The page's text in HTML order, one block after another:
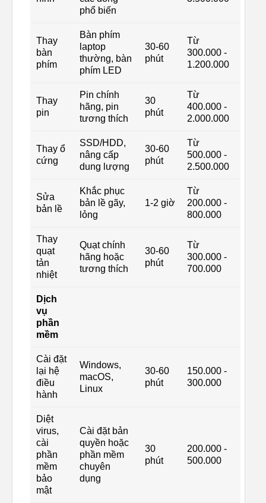
phổ biến
Thay
bàn
phím
Bàn phím
laptop
thường, bàn
phím LED
30-60
phút
Từ
300.000 -
1.200.000
Thay
pin
Pin chính
hãng, pin
tương thích
30
phút
Từ
400.000 -
2.000.000
Thay ổ
cứng
SSD/HDD,
nâng cấp
dung lượng
30-60
phút
Từ
500.000 -
2.500.000
Sửa
bản lề
Khắc phục
bản lề gãy,
lỏng
1-2 giờ
Từ
200.000 -
800.000
Thay
quạt
tản
nhiệt
Quạt chính
hãng hoặc
tương thích
30-60
phút
Từ
300.000 -
700.000
Dịch
vụ
phần
mềm
Cài đặt
lại hệ
điều
hành
Windows,
macOS,
Linux
30-60
phút
150.000 -
300.000
Diệt
virus,
cài
phần
mềm
bảo
mật
Cài đặt bản
quyền hoặc
phần mềm
chuyên
dụng
30
phút
200.000 -
500.000